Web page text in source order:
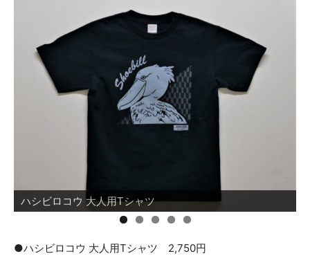
ハシビロコウ 大人用Tシャツ
●ハシビロコウ 大人用Tシャツ 2,750円